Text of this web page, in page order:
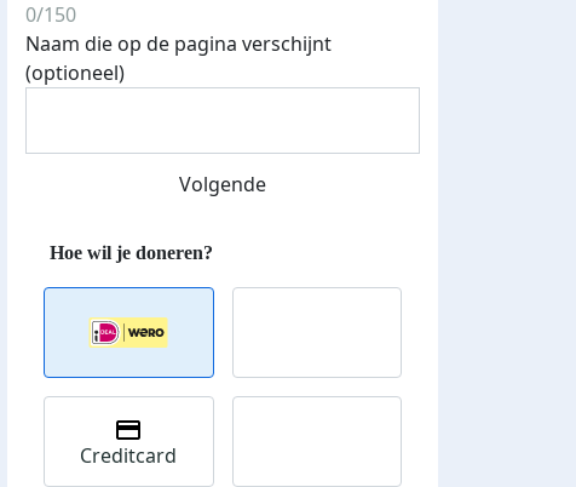
0/150
Naam die op de pagina verschijnt
(optioneel)
Volgende
Creditcard